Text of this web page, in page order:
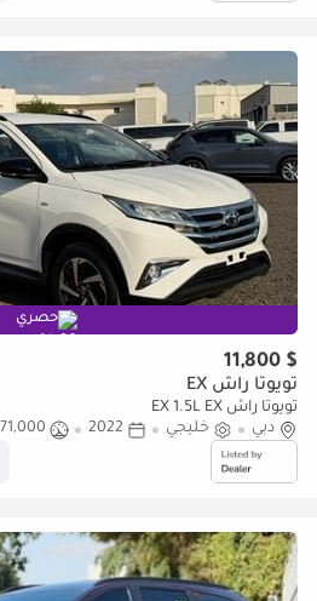
حصري
$ 11,800
تويوتا راش EX
تويوتا راش EX 1.5L EX
دبي
خليجي 2022
71,000 كيلومتر